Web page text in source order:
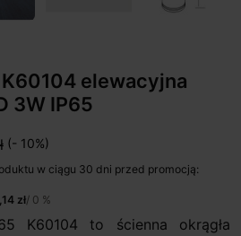
K60104 elewacyjna
3W IP65
(- 10%)
w ciągu 30 dni przed promocją:
zł/ 0 %
K60104 to ścienna okrągła